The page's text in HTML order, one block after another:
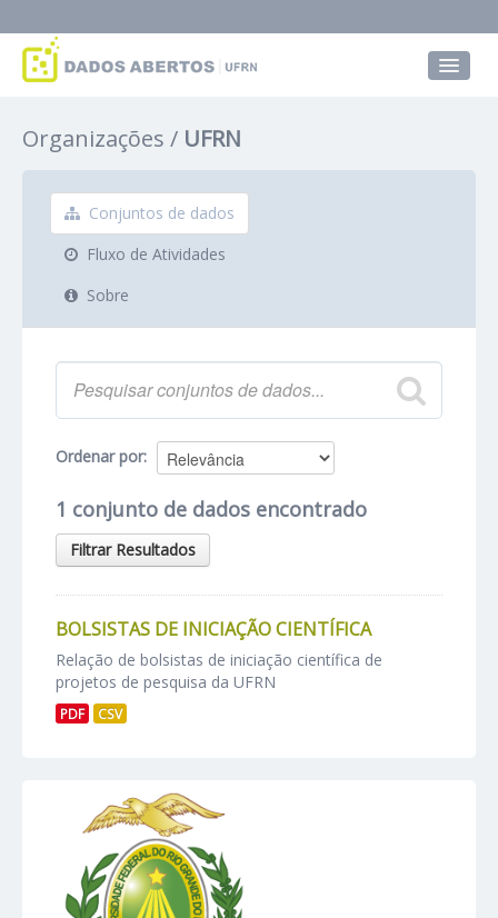
Grupos
Sobre
Organizações UFRN
Conjuntos de dados
Fluxo de Atividades
Sobre
Ordenar por
1 conjunto de dados encontrado
Filtrar Resultados
BOLSISTAS DE INICIAÇÃO CIENTÍFICA
Relação de bolsistas de iniciação científica de
projetos de pesquisa da UFRN
PDF CSV